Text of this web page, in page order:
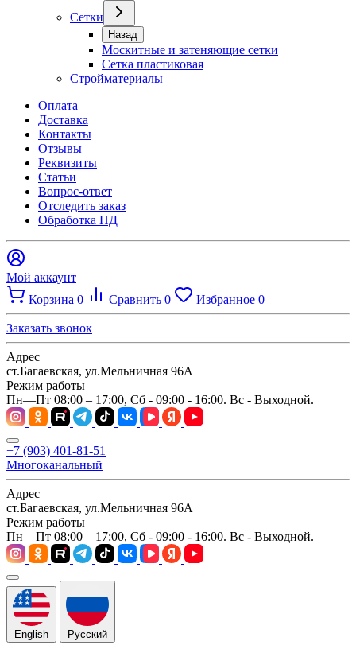
Сетки
Назад
Москитные и затеняющие сетки
Сетка пластиковая
Стройматериалы
Оплата
Доставка
Контакты
Отзывы
Реквизиты
Статьи
Вопрос-ответ
Отследить заказ
Обработка ПД
Мой аккаунт
Корзина 0 Сравнить 0 Избранное 0
Заказать звонок
Адрес
ст.Багаевская, ул.Мельничная 96А
Режим работы
Пн—Пт 08:00 – 17:00, Сб - 09:00 - 16:00. Вс - Выходной.
+7 (903) 401-81-51
Многоканальный
Адрес
ст.Багаевская, ул.Мельничная 96А
Режим работы
Пн—Пт 08:00 – 17:00, Сб - 09:00 - 16:00. Вс - Выходной.
English Русский